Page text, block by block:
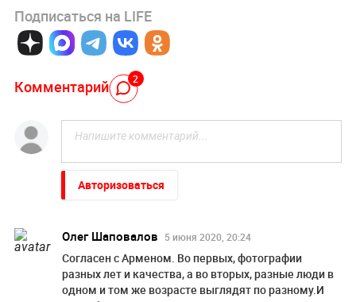
Подписаться на LIFE
Комментарий 2
Авторизоваться
Олег Шаповалов 5 июня 2020, 20:24
Согласен с Арменом. Во первых, фотографии
разных лет и качества, а во вторых, разные люди в
одном и том же возрасте выглядят по разному.И